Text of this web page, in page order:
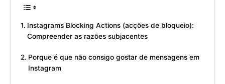
Instagrams Blocking Actions (acções de bloqueio):
Compreender as razões subjacentes
Porque é que não consigo gostar de mensagens em
Instagram